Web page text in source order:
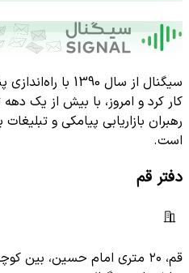
سیگنال از سال
رهبران بازاریابی پیامکی و
است.
دفتر قم